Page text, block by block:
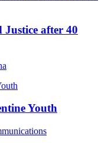
after 40
Youth